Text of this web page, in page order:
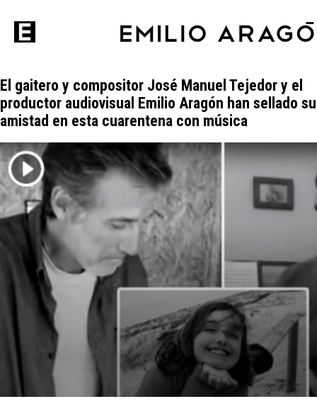
El gaitero y compositor José Manuel Tejedor y el
productor audiovisual Emilio Aragón han sellado su
amistad en esta cuarentena con música